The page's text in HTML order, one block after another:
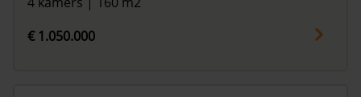
€ 1.050.000